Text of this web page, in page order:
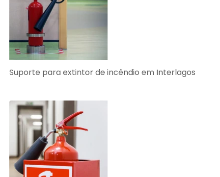
Suporte para extintor de incêndio em Interlagos